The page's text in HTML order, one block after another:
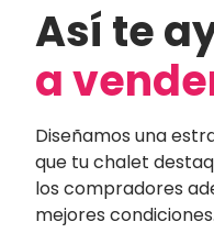
Así te
a
Diseñamos una
que tu chalet
los compradores
mejores condiciones.